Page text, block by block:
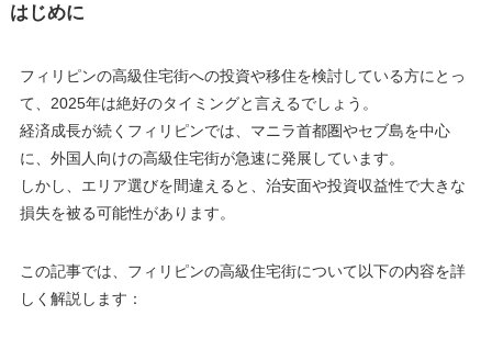
はじめに
フィリピンの高級住宅街への投資や移住を検討している方にとっ
て、2025年は絶好のタイミングと言えるでしょう。
経済成長が続くフィリピンでは、マニラ首都圏やセブ島を中心
に、外国人向けの高級住宅街が急速に発展しています。
しかし、エリア選びを間違えると、治安面や投資収益性で大きな
損失を被る可能性があります。
この記事では、フィリピンの高級住宅街について以下の内容を詳
しく解説します：